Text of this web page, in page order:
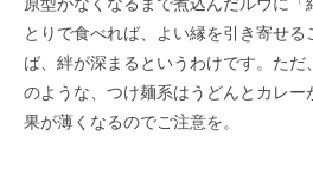
とりで食べれば、よい縁を引き寄せ
ば、絆が深まるというわけです。ただ
のような、つけ麺系はうどんとカレー
果が薄くなるのでご注意を。